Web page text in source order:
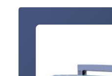
section
Producten